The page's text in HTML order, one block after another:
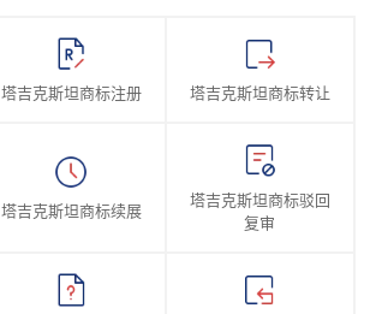
塔吉克斯坦商标注册 塔吉克斯坦商标转让
塔吉克斯坦商标续展
塔吉克斯坦商标驳回
复审